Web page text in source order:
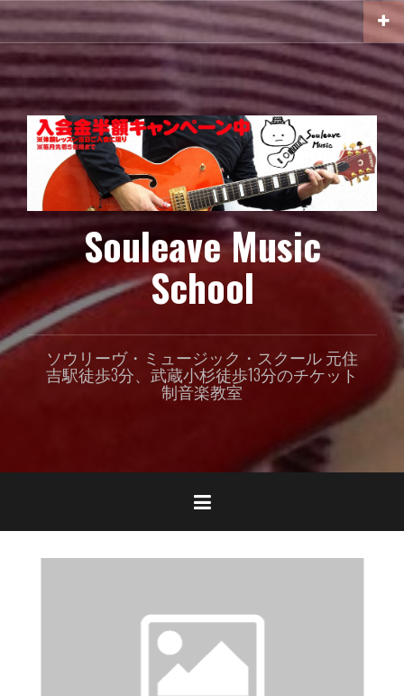
コ
ン
テ
ン
ツ
へ
ス
キ
ッ
プ
Souleave Music
School
ソウリーヴ・ミュージック・スクール 元住
吉駅徒歩3分、武蔵小杉徒歩13分のチケット
制音楽教室